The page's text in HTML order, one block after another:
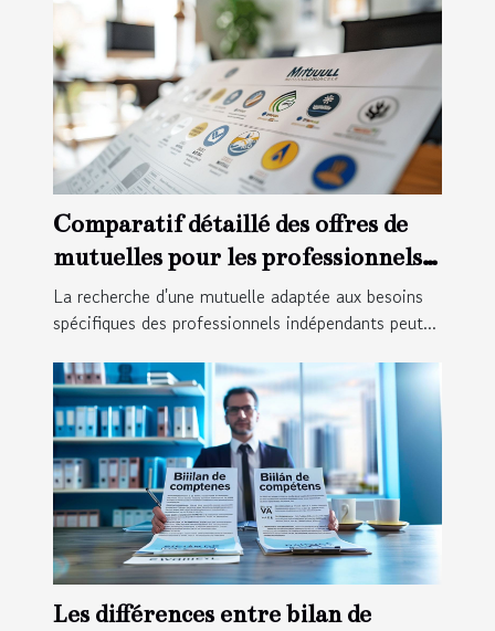
Comparatif détaillé des offres de
mutuelles pour les professionnels
indépendants
La recherche d'une mutuelle adaptée aux besoins
spécifiques des professionnels indépendants peut...
Les différences entre bilan de